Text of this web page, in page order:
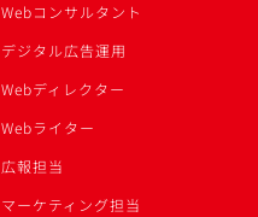
Webコンサルタント
デジタル広告運用
Webディレクター
Webライター
広報担当
マーケティング担当